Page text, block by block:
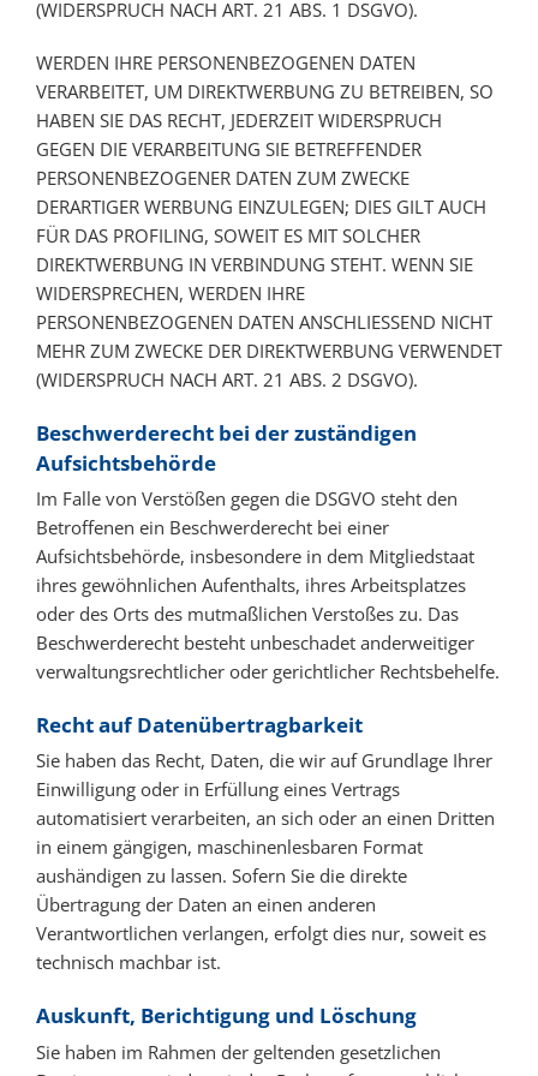
(WIDERSPRUCH NACH ART. 21 ABS. 1 DSGVO).
WERDEN IHRE PERSONENBEZOGENEN DATEN
VERARBEITET, UM DIREKTWERBUNG ZU BETREIBEN, SO
HABEN SIE DAS RECHT, JEDERZEIT WIDERSPRUCH
GEGEN DIE VERARBEITUNG SIE BETREFFENDER
PERSONENBEZOGENER DATEN ZUM ZWECKE
DERARTIGER WERBUNG EINZULEGEN; DIES GILT AUCH
FÜR DAS PROFILING, SOWEIT ES MIT SOLCHER
DIREKTWERBUNG IN VERBINDUNG STEHT. WENN SIE
WIDERSPRECHEN, WERDEN IHRE
PERSONENBEZOGENEN DATEN ANSCHLIESSEND NICHT
MEHR ZUM ZWECKE DER DIREKTWERBUNG VERWENDET
(WIDERSPRUCH NACH ART. 21 ABS. 2 DSGVO).
Beschwerde­recht bei der zuständigen
Aufsichts­behörde
Im Falle von Verstößen gegen die DSGVO steht den
Betroffenen ein Beschwerderecht bei einer
Aufsichtsbehörde, insbesondere in dem Mitgliedstaat
ihres gewöhnlichen Aufenthalts, ihres Arbeitsplatzes
oder des Orts des mutmaßlichen Verstoßes zu. Das
Beschwerderecht besteht unbeschadet anderweitiger
verwaltungsrechtlicher oder gerichtlicher Rechtsbehelfe.
Recht auf Daten­übertrag­barkeit
Sie haben das Recht, Daten, die wir auf Grundlage Ihrer
Einwilligung oder in Erfüllung eines Vertrags
automatisiert verarbeiten, an sich oder an einen Dritten
in einem gängigen, maschinenlesbaren Format
aushändigen zu lassen. Sofern Sie die direkte
Übertragung der Daten an einen anderen
Verantwortlichen verlangen, erfolgt dies nur, soweit es
technisch machbar ist.
Auskunft, Berichtigung und Löschung
Sie haben im Rahmen der geltenden gesetzlichen